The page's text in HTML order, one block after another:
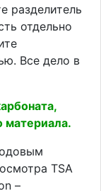
разделитель
отдельно
Все дело в
материала.
TSA
–